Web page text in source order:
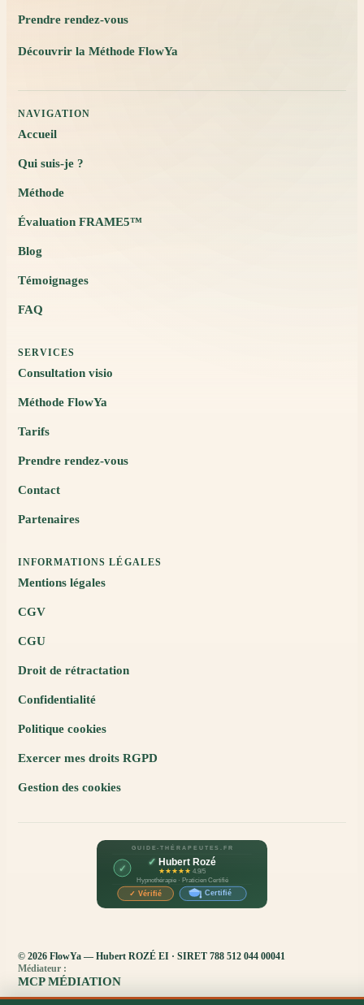
Prendre rendez-vous
Découvrir la Méthode FlowYa
NAVIGATION
Accueil
Qui suis-je ?
Méthode
Évaluation FRAME5™
Blog
Témoignages
FAQ
SERVICES
Consultation visio
Méthode FlowYa
Tarifs
Prendre rendez-vous
Contact
Partenaires
INFORMATIONS LÉGALES
Mentions légales
CGV
CGU
Droit de rétractation
Confidentialité
Politique cookies
Exercer mes droits RGPD
Gestion des cookies
© 2026 FlowYa — Hubert ROZÉ EI · SIRET 788 512 044 00041
Médiateur :
MCP MÉDIATION